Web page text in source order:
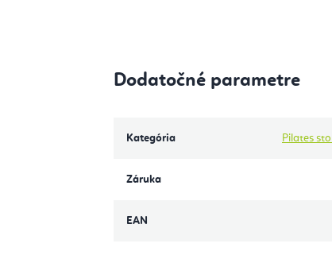
Dodatočné parametre
Kategória Pilates
Záruka
EAN